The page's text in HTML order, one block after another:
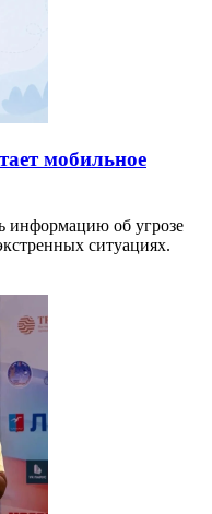
мобильное
информацию об угрозе
ситуациях.